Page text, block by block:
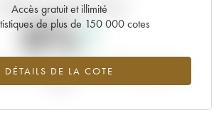
Accès gratuit et illimité
de plus de 150 000 cotes
DÉTAILS DE LA COTE
Tendance actuelle de la cote
0%
du millésime 2007 en 2026 par rapport à